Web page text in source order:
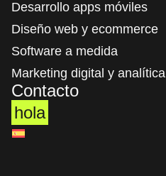
Desarrollo apps móviles
Diseño web y ecommerce
Software a medida
Marketing digital​ y analítica
Contacto
hola